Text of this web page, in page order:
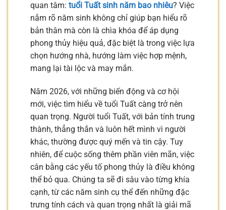
quan tâm: tuổi Tuất sinh năm bao nhiêu? Việc
nắm rõ năm sinh không chỉ giúp bạn hiểu rõ
bản thân mà còn là chìa khóa để áp dụng
phong thủy hiệu quả, đặc biệt là trong việc lựa
chọn hướng nhà, hướng làm việc hợp mệnh,
mang lại tài lộc và may mắn.
Năm 2026, với những biến động và cơ hội
mới, việc tìm hiểu về tuổi Tuất càng trở nên
quan trọng. Người tuổi Tuất, với bản tính trung
thành, thẳng thắn và luôn hết mình vì người
khác, thường được quý mến và tin cậy. Tuy
nhiên, để cuộc sống thêm phần viên mãn, việc
cân bằng các yếu tố phong thủy là điều không
thể bỏ qua. Chúng ta sẽ đi sâu vào từng khía
cạnh, từ các năm sinh cụ thể đến những đặc
trưng tính cách và quan trọng nhất là giải mã